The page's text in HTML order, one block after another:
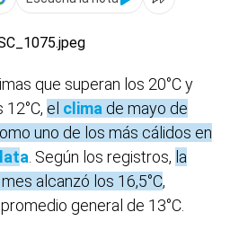
que superan los 20°C y
el clima de mayo de
uno de los más cálidos en
a . Según los registros, la
alcanzó los 16,5°C,
general de 13°C.